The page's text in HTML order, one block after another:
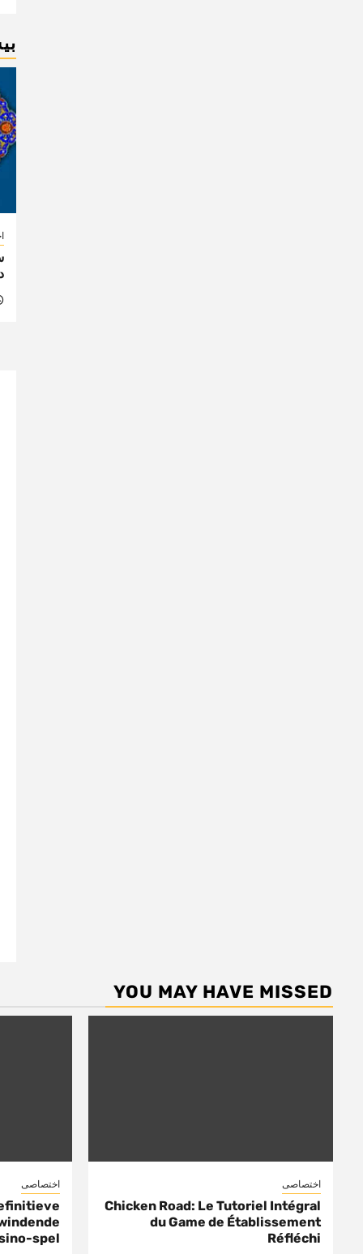
YOU MAY HAVE MISSED
اختصاصی
Chicken Road: Le Tutoriel Intégral
du Game de Établissement
Réfléchi
اختصاصی
spel